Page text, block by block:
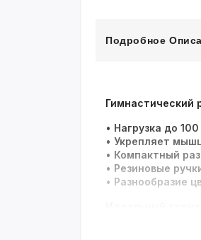
Подробное
Гимнастический
• Нагрузка до 100
• Укрепляет
• Компактный
• Резиновые
• Разнообразие